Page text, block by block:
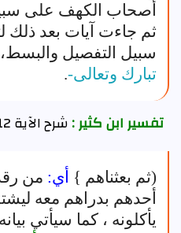
أصحاب الكهف على
ثم جاءت آيات بعد ذلك
سبيل التفصيل
تبارك وتعالى-.
تفسير ابن كثير :شرح الآية 12 من سورة الكهف
(ثم بعثناهم } أي: من
أحدهم بدراهم معه
يأكلونه ، كما سيأتي